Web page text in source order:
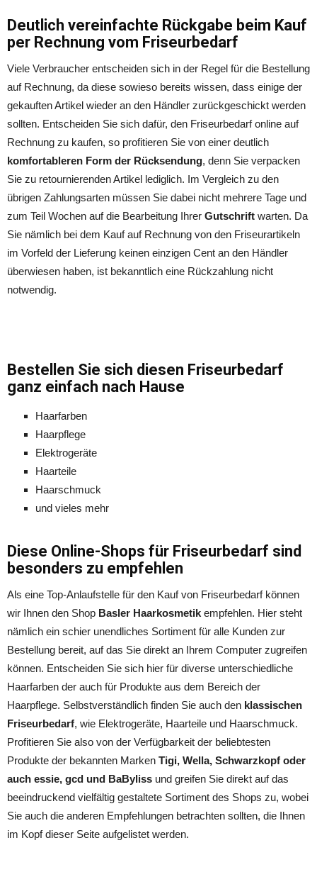
Deutlich vereinfachte Rückgabe beim Kauf
per Rechnung vom Friseurbedarf
Viele Verbraucher entscheiden sich in der Regel für die Bestellung
auf Rechnung, da diese sowieso bereits wissen, dass einige der
gekauften Artikel wieder an den Händler zurückgeschickt werden
sollten. Entscheiden Sie sich dafür, den Friseurbedarf online auf
Rechnung zu kaufen, so profitieren Sie von einer deutlich
komfortableren Form der Rücksendung, denn Sie verpacken
Sie zu retournierenden Artikel lediglich. Im Vergleich zu den
übrigen Zahlungsarten müssen Sie dabei nicht mehrere Tage und
zum Teil Wochen auf die Bearbeitung Ihrer Gutschrift warten. Da
Sie nämlich bei dem Kauf auf Rechnung von den Friseurartikeln
im Vorfeld der Lieferung keinen einzigen Cent an den Händler
überwiesen haben, ist bekanntlich eine Rückzahlung nicht
notwendig.
Bestellen Sie sich diesen Friseurbedarf
ganz einfach nach Hause
Haarfarben
Haarpflege
Elektrogeräte
Haarteile
Haarschmuck
und vieles mehr
Diese Online-Shops für Friseurbedarf sind
besonders zu empfehlen
Als eine Top-Anlaufstelle für den Kauf von Friseurbedarf können
wir Ihnen den Shop Basler Haarkosmetik empfehlen. Hier steht
nämlich ein schier unendliches Sortiment für alle Kunden zur
Bestellung bereit, auf das Sie direkt an Ihrem Computer zugreifen
können. Entscheiden Sie sich hier für diverse unterschiedliche
Haarfarben der auch für Produkte aus dem Bereich der
Haarpflege. Selbstverständlich finden Sie auch den klassischen
Friseurbedarf, wie Elektrogeräte, Haarteile und Haarschmuck.
Profitieren Sie also von der Verfügbarkeit der beliebtesten
Produkte der bekannten Marken Tigi, Wella, Schwarzkopf oder
auch essie, gcd und BaByliss und greifen Sie direkt auf das
beeindruckend vielfältig gestaltete Sortiment des Shops zu, wobei
Sie auch die anderen Empfehlungen betrachten sollten, die Ihnen
im Kopf dieser Seite aufgelistet werden.